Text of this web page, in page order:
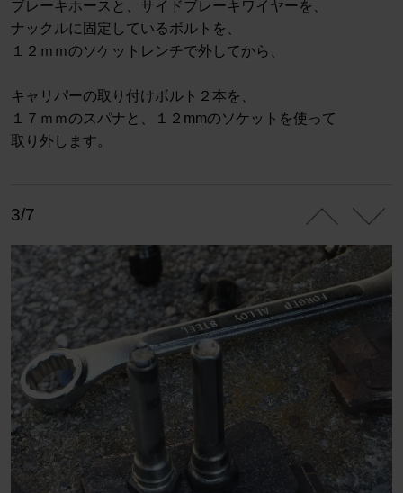
ブレーキホースと、サイドブレーキワイヤーを、
ナックルに固定しているボルトを、
１２ｍｍのソケットレンチで外してから、
キャリパーの取り付けボルト２本を、
１７ｍｍのスパナと、１２mmのソケットを使って
取り外します。
3/7